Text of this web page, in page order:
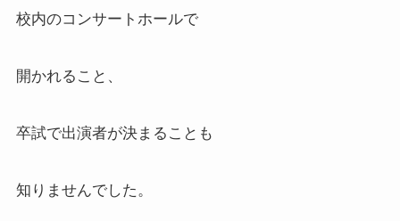
校内のコンサートホールで
開かれること、
卒試で出演者が決まることも
知りませんでした。